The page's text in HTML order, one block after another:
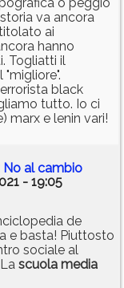
o peggio
va ancora
ai
hanno
Togliatti il
black
tutto. Io ci
marx e lenin vari!
No al cambio
- 19:05
de
e basta! Piuttosto
sociale al
scuola media